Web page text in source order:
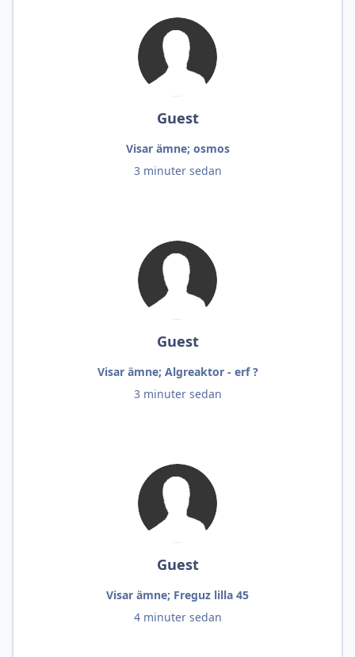
Guest
Visar ämne; osmos
3 minuter sedan
Guest
Visar ämne; Algreaktor - erf ?
3 minuter sedan
Guest
Visar ämne; Freguz lilla 45
4 minuter sedan